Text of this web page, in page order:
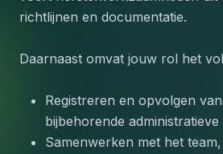
richtlijnen en documentatie.
Daarnaast omvat jouw rol het
Registreren en opvolgen
bijbehorende administratieve
Samenwerken met het